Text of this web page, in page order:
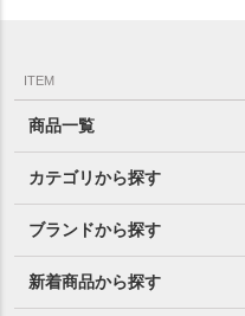
ITEM
商品一覧
カテゴリから探す
ブランドから探す
新着商品から探す